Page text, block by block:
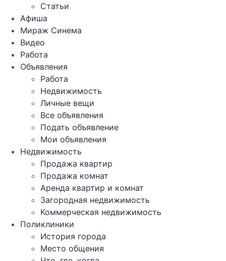
Статьи
Афиша
Мираж Синема
Видео
Работа
Объявления
Работа
Недвижимость
Личные вещи
Все объявления
Подать объявление
Мои объявления
Недвижимость
Продажа квартир
Продажа комнат
Аренда квартир и комнат
Загородная недвижимость
Коммерческая недвижимость
Поликлиники
История города
Место общения